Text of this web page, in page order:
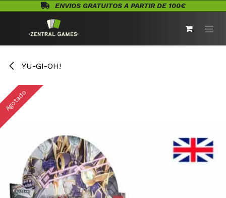
Ir al contenidoENVIOS GRATUITOS A PARTIR DE 100€
YU-GI-OH!
Agotado